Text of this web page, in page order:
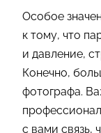
Особое
к тому, что
и давление,
Конечно,
фотографа.
с вами связь,